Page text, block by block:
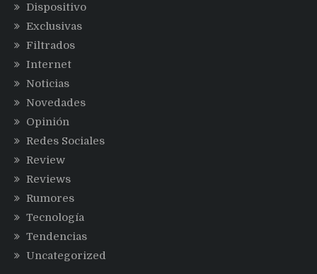
Dispositivo
Exclusivas
Filtrados
Internet
Noticias
Novedades
Opinión
Redes Sociales
Review
Reviews
Rumores
Tecnología
Tendencias
Uncategorized